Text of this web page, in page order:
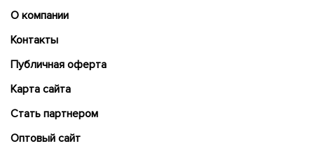
О компании
Контакты
Публичная оферта
Карта сайта
Cтать партнером
Оптовый сайт